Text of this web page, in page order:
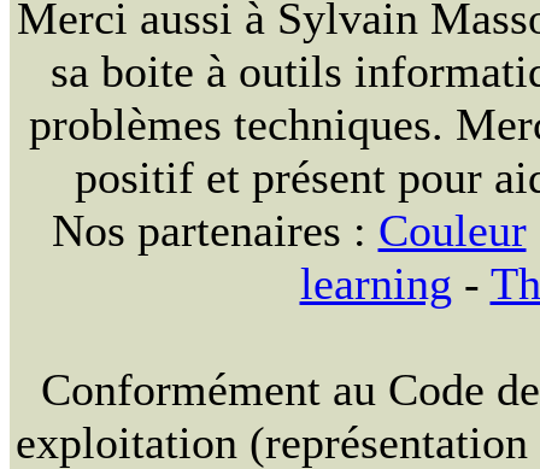
Merci aussi à Sylvain
sa boite à outils
problèmes techniques.
positif et présent pour
Nos partenaires : Couleur
learning -
Conformément au Code
exploitation